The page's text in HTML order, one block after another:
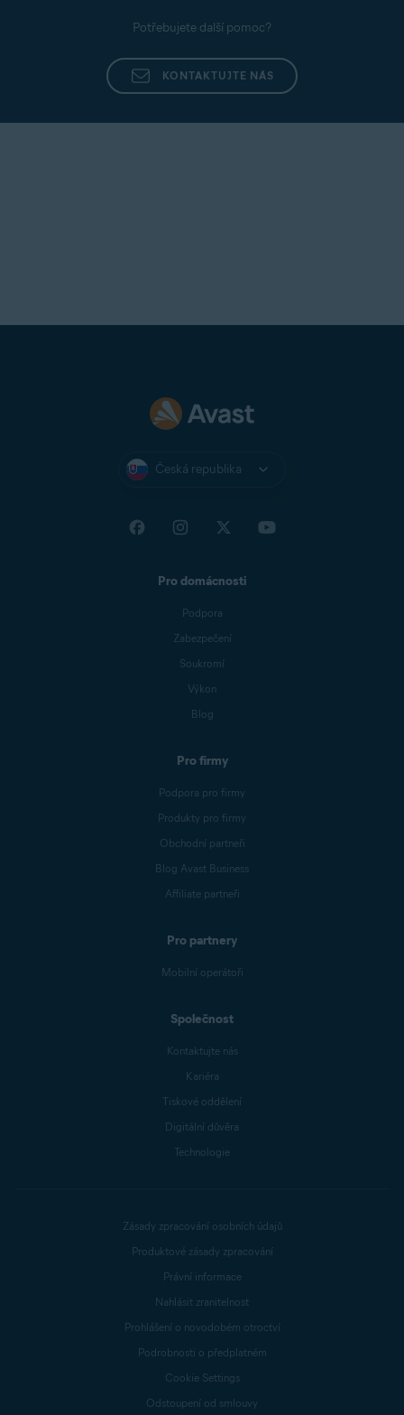
Potřebujete další pomoc?
KONTAKTUJTE NÁS
Česká republika
Pro domácnosti
Podpora
Zabezpečení
Soukromí
Výkon
Blog
Pro firmy
Podpora pro firmy
Produkty pro firmy
Obchodní partneři
Blog Avast Business
Affiliate partneři
Pro partnery
Mobilní operátoři
Společnost
Kontaktujte nás
Kariéra
Tiskové oddělení
Digitální důvěra
Technologie
Zásady zpracování osobních údajů
Produktové zásady zpracování
Právní informace
Nahlásit zranitelnost
Prohlášení o novodobém otroctví
Podrobnosti o předplatném
Cookie Settings
Odstoupení od smlouvy